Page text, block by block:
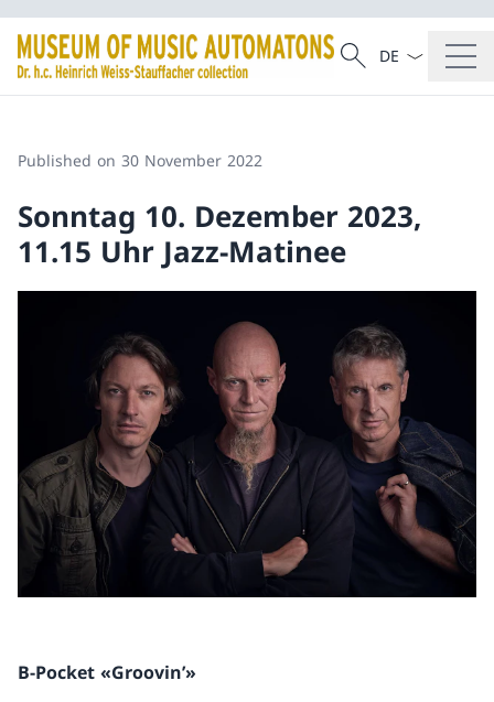
Search
Search
Language
Published on 30 November 2022
Sonntag 10. Dezember 2023,
11.15 Uhr Jazz-Matinee
B-Pocket «Groovin’»